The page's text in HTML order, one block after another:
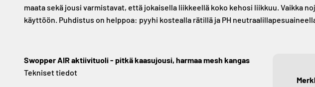
maata sekä jousi varmistavat, että jokaisella liikkeellä koko kehosi liikkuu. Vaikka
käyttöön. Puhdistus on helppoa: pyyhi kostealla rätillä ja PH
Swopper AIR aktiivituoli - pitkä kaasujousi, harmaa mesh kangas
Tekniset tiedot